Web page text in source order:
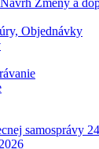
Zmeny a
Objednávky
samosprávy